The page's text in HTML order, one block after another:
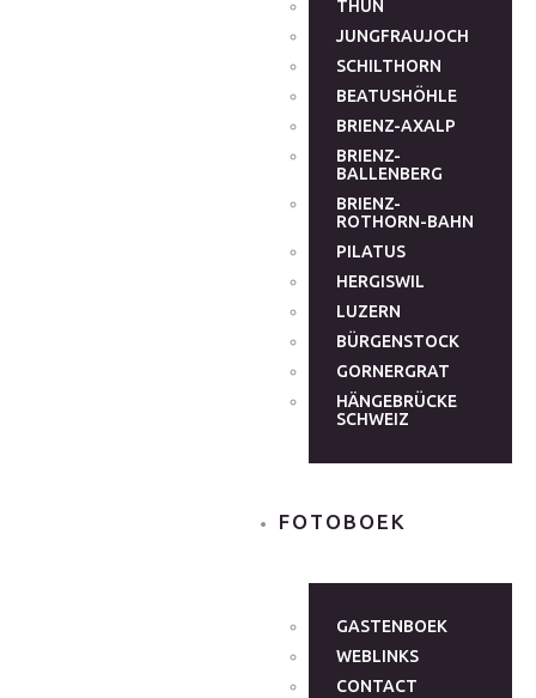
THUN
JUNGFRAUJOCH
SCHILTHORN
BEATUSHÖHLE
BRIENZ-AXALP
BRIENZ-
BALLENBERG
BRIENZ-
ROTHORN-BAHN
PILATUS
HERGISWIL
LUZERN
BÜRGENSTOCK
GORNERGRAT
HÄNGEBRÜCKE
SCHWEIZ
FOTOBOEK
GASTENBOEK
WEBLINKS
CONTACT